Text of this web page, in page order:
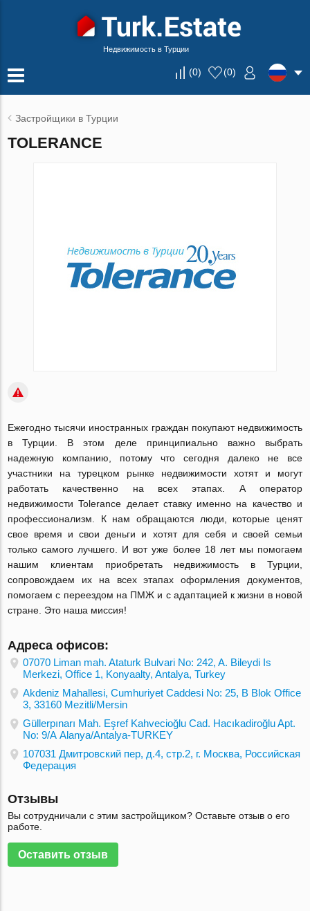
Недвижимость в Турции
(0) (0)
Застройщики в Турции
TOLERANCE
Ежегодно тысячи иностранных граждан покупают недвижимость
в Турции. В этом деле принципиально важно выбрать
надежную компанию, потому что сегодня далеко не все
участники на турецком рынке недвижимости хотят и могут
работать качественно на всех этапах. А оператор
недвижимости Tolerance делает ставку именно на качество и
профессионализм. К нам обращаются люди, которые ценят
свое время и свои деньги и хотят для себя и своей семьи
только самого лучшего. И вот уже более 18 лет мы помогаем
нашим клиентам приобретать недвижимость в Турции,
сопровождаем их на всех этапах оформления документов,
помогаем с переездом на ПМЖ и с адаптацией к жизни в новой
стране. Это наша миссия!
Адреса офисов:
07070 Liman mah. Ataturk Bulvari No: 242, A. Bileydi Is
Merkezi, Office 1, Konyaalty, Antalya, Turkey
Akdeniz Mahallesi, Cumhuriyet Caddesi No: 25, B Blok Office
3, 33160 Mezitli/Mersin
Güllerpınarı Mah. Eşref Kahvecioğlu Cad. Hacıkadiroğlu Apt.
No: 9/А Alanya/Antalya-TURKEY
107031 Дмитровский пер, д.4, стр.2, г. Москва, Российская
Федерация
Отзывы
Вы сотрудничали с этим застройщиком? Оставьте отзыв о его
работе.
Оставить отзыв